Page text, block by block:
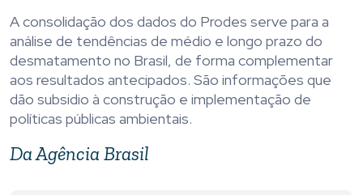
A consolidação dos dados do Prodes serve para a
análise de tendências de médio e longo prazo do
desmatamento no Brasil, de forma complementar
aos resultados antecipados. São informações que
dão subsidio à construção e implementação de
políticas públicas ambientais.
Da Agência Brasil